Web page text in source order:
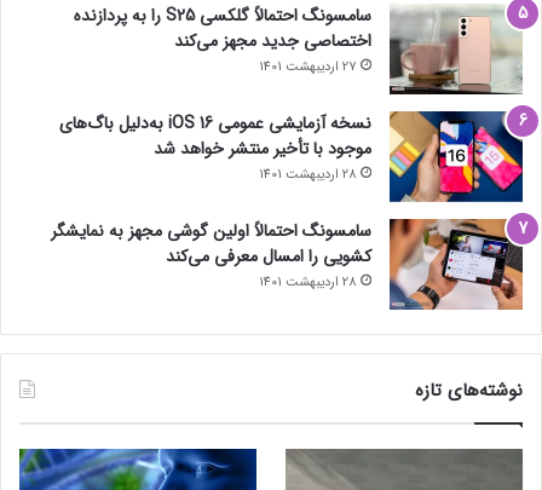
سامسونگ احتمالاً گلکسی S25 را به پردازنده
اختصاصی جدید مجهز می‌کند
27 اردیبهشت 1401
نسخه آزمایشی عمومی iOS 16 به‌دلیل باگ‌های
موجود با تأخیر منتشر خواهد شد
28 اردیبهشت 1401
سامسونگ احتمالاً اولین گوشی مجهز به نمایشگر
کشویی را امسال معرفی می‌کند
28 اردیبهشت 1401
نوشته‌های تازه